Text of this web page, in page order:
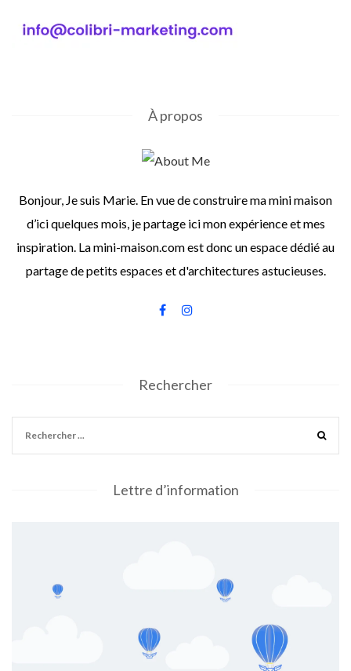
À propos
Bonjour, Je suis Marie. En vue de construire ma mini maison
d’ici quelques mois, je partage ici mon expérience et mes
inspiration. La mini-maison.com est donc un espace dédié au
partage de petits espaces et d'architectures astucieuses.
Rechercher
Lettre d’information